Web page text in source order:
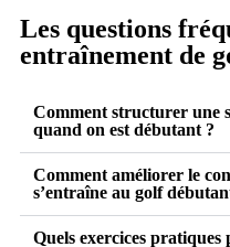
Les questions
entraînement de
Comment structurer une
quand on est débutant ?
Comment améliorer le
s’entraîne au golf
Quels exercices